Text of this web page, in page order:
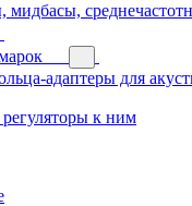
мидбасы,
адаптеры для
к ним